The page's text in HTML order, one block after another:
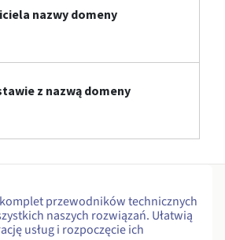
nazwy domeny
z nazwą domeny
przewodników technicznych
naszych rozwiązań. Ułatwią
usług i rozpoczęcie ich